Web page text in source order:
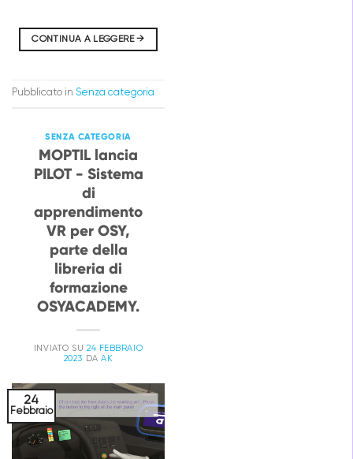
CONTINUA A LEGGERE→
Pubblicato in Senza categoria
SENZA CATEGORIA
MOPTIL lancia
PILOT - Sistema
di
apprendimento
VR per OSY,
parte della
libreria di
formazione
OSYACADEMY.
INVIATO SU 24 FEBBRAIO
2023 DAAK
24
Febbraio